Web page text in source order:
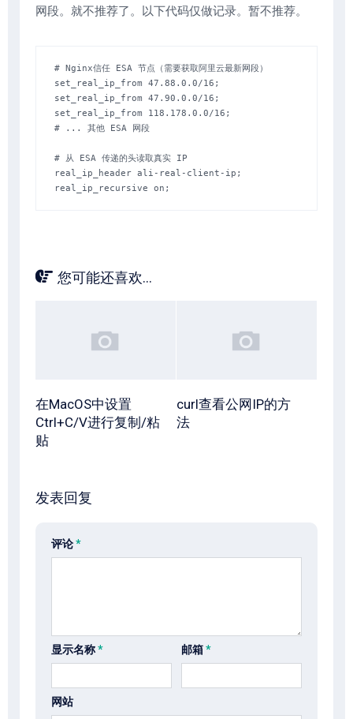
网段。就不推荐了。以下代码仅做记录。暂不推荐。
# Nginx信任 ESA 节点（需要获取阿里云最新网段）
set_real_ip_from 47.88.0.0/16;
set_real_ip_from 47.90.0.0/16;
set_real_ip_from 118.178.0.0/16;
# ... 其他 ESA 网段
# 从 ESA 传递的头读取真实 IP
real_ip_header ali-real-client-ip;
real_ip_recursive on;
您可能还喜欢...
在MacOS中设置
Ctrl+C/V进行复制/粘
贴
curl查看公网IP的方
法
发表回复
评论*
显示名称* 邮箱*
网站